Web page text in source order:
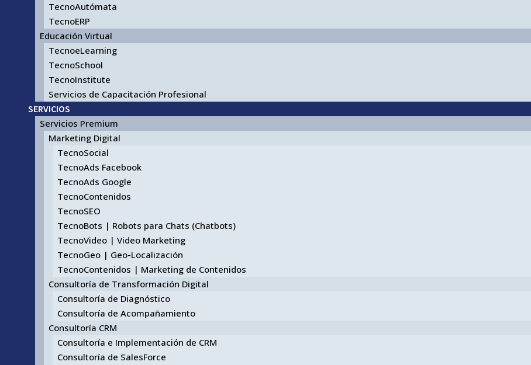
TecnoAutómata
TecnoERP
Educación Virtual
TecnoeLearning
TecnoSchool
TecnoInstitute
Servicios de Capacitación Profesional
SERVICIOS
Servicios Premium
Marketing Digital
TecnoSocial
TecnoAds Facebook
TecnoAds Google
TecnoContenidos
TecnoSEO
TecnoBots | Robots para Chats (Chatbots)
TecnoVideo | Video Marketing
TecnoGeo | Geo-Localización
TecnoContenidos | Marketing de Contenidos
Consultoría de Transformación Digital
Consultoría de Diagnóstico
Consultoría de Acompañamiento
Consultoría CRM
Consultoría e Implementación de CRM
Consultoría de SalesForce